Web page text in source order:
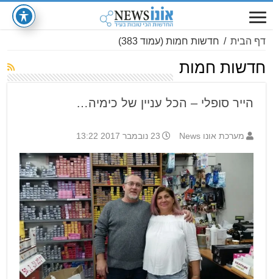
דף הבית / חדשות חמות (עמוד 383)
חדשות חמות
הייר סופלי – הכל עניין של כימיה…
מערכת אונו News 23 נובמבר 2017 13:22